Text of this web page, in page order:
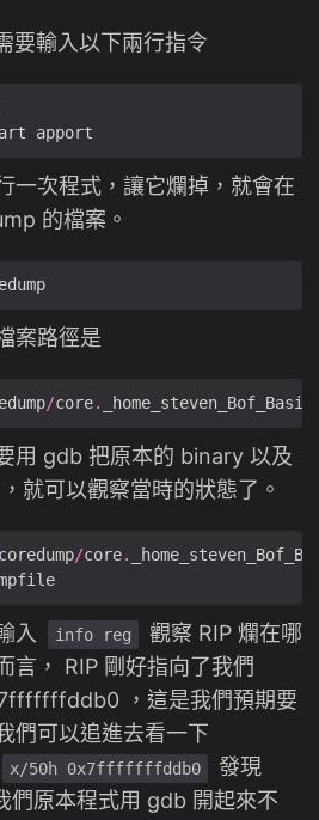
要輸入以下兩行指令
一次程式，讓它爛掉，就會在
的檔案。
案路徑是
/core.
用 gdb 把原本的 binary 以及
就可以觀察當時的狀態了。
coredump/core.
入 info reg
觀察 RIP 爛在哪
言， RIP 剛好指向了我們
，這是我們預期要
們可以追進去看一下
x/50h 0x7fffffffddb0
發現
們原本程式用 gdb 開起來不